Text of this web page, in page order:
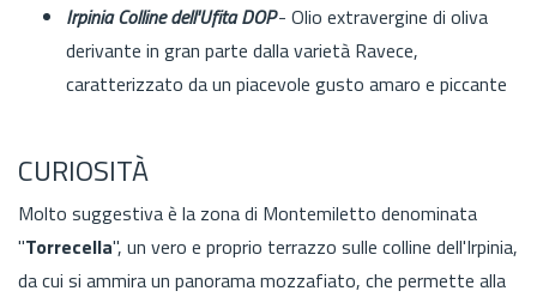
Irpinia Colline dell'Ufita DOP- Olio extravergine di oliva
derivante in gran parte dalla varietà Ravece,
caratterizzato da un piacevole gusto amaro e piccante
CURIOSITÀ
Molto suggestiva è la zona di Montemiletto denominata
"Torrecella", un vero e proprio terrazzo sulle colline dell'Irpinia,
da cui si ammira un panorama mozzafiato, che permette alla